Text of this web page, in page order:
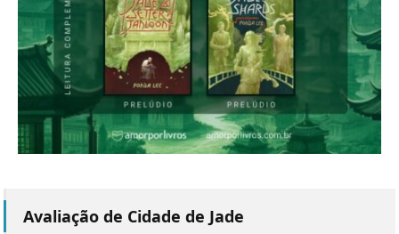
Avaliação de Cidade de Jade